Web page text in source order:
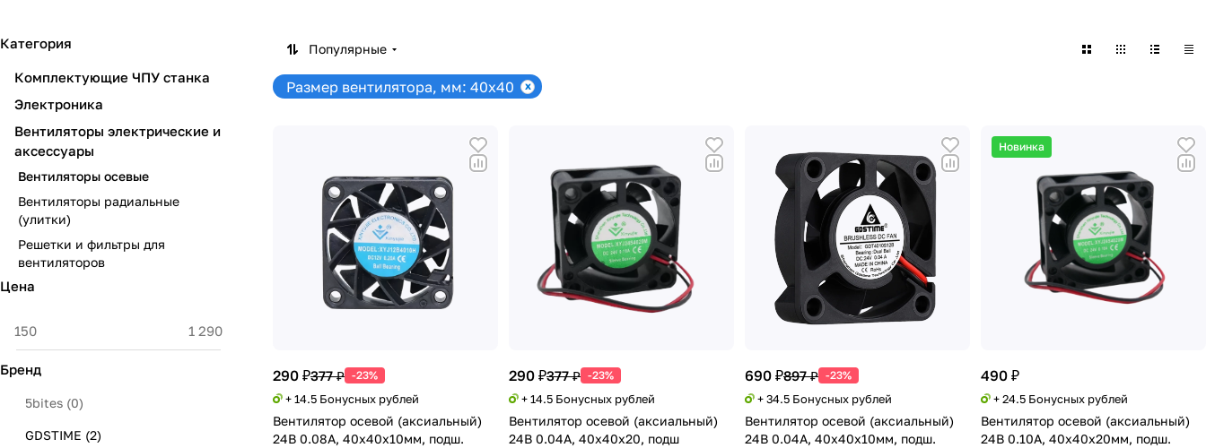
Популярные
Размер вентилятора, мм: 40x40
290 ₽377 ₽ -23%
+ 14.5 Бонусных рублей
Вентилятор осевой (аксиальный)
24В 0.08А, 40х40х10мм, подш.
290 ₽377 ₽ -23%
+ 14.5 Бонусных рублей
Вентилятор осевой (аксиальный)
24В 0.04А, 40х40х20, подш
690 ₽897 ₽ -23%
+ 34.5 Бонусных рублей
Вентилятор осевой (аксиальный)
24В 0.04А, 40х40х10мм, подш.
Новинка
490 ₽
+ 24.5 Бонусных рублей
Вентилятор осевой (аксиальный)
24В 0.10А, 40х40х20мм, подш.
Категория
Комплектующие ЧПУ станка
Электроника
Вентиляторы электрические и
аксессуары
Вентиляторы осевые
Вентиляторы радиальные
(улитки)
Решетки и фильтры для
вентиляторов
Цена
Бренд
5bites (0)
GDSTIME (2)